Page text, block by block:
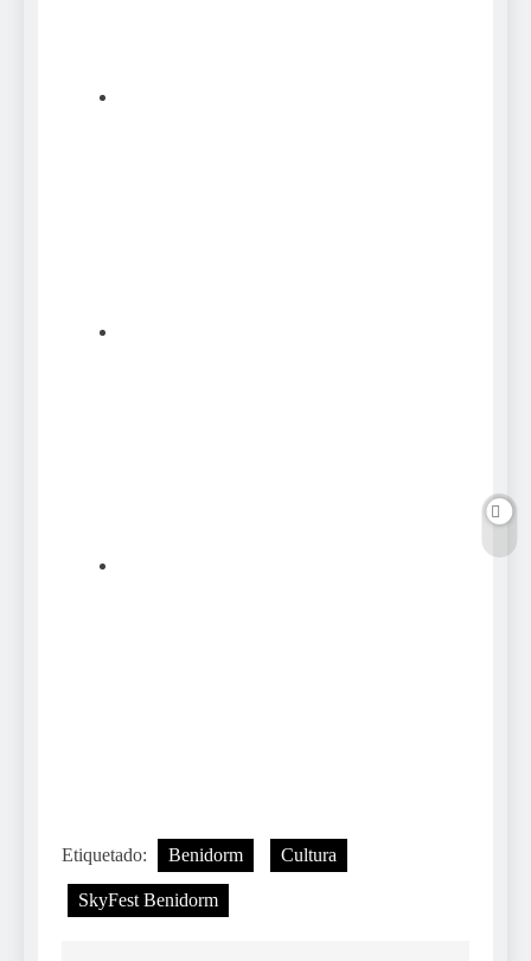
Etiquetado: Benidorm Cultura
SkyFest Benidorm